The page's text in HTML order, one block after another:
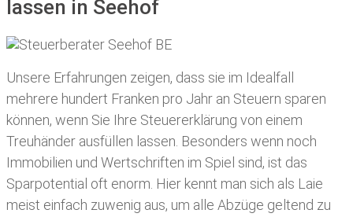
lassen in Seehof
Unsere Erfahrungen zeigen, dass sie im Idealfall
mehrere hundert Franken pro Jahr an Steuern sparen
können, wenn Sie Ihre Steuererklärung von einem
Treuhänder ausfüllen lassen . Besonders wenn noch
Immobilien und Wertschriften im Spiel sind, ist das
Sparpotential oft enorm. Hier kennt man sich als Laie
meist einfach zuwenig aus, um alle Abzüge geltend zu